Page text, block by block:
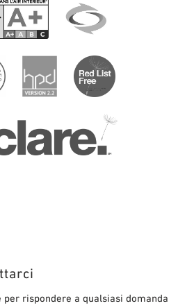
rispondere a qualsiasi domanda